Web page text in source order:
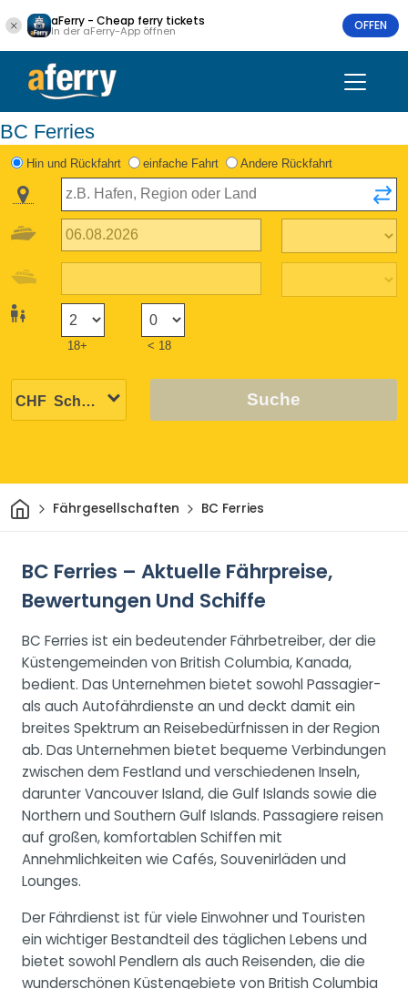
aFerry - Cheap ferry tickets
In der aFerry-App öffnen OFFEN
BC Ferries
Hin und Rückfahrt einfache Fahrt Andere Rückfahrt
18+ < 18
Suche
HeimFährgesellschaften BC Ferries
BC Ferries – Aktuelle Fährpreise,
Bewertungen Und Schiffe
BC Ferries ist ein bedeutender Fährbetreiber, der die
Küstengemeinden von British Columbia, Kanada,
bedient. Das Unternehmen bietet sowohl Passagier-
als auch Autofährdienste an und deckt damit ein
breites Spektrum an Reisebedürfnissen in der Region
ab. Das Unternehmen bietet bequeme Verbindungen
zwischen dem Festland und verschiedenen Inseln,
darunter Vancouver Island, die Gulf Islands sowie die
Northern und Southern Gulf Islands. Passagiere reisen
auf großen, komfortablen Schiffen mit
Annehmlichkeiten wie Cafés, Souvenirläden und
Lounges.
Der Fährdienst ist für viele Einwohner und Touristen
ein wichtiger Bestandteil des täglichen Lebens und
bietet sowohl Pendlern als auch Reisenden, die die
wunderschönen Küstengebiete von British Columbia